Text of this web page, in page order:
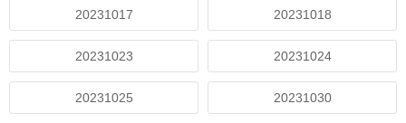
20231017 20231018
20231023 20231024
20231025 20231030